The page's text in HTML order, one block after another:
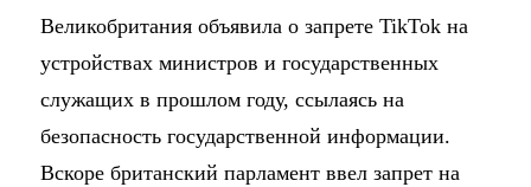
Великобритания объявила о запрете TikTok на
устройствах министров и государственных
служащих в прошлом году, ссылаясь на
безопасность государственной информации.
Вскоре британский парламент ввел запрет на